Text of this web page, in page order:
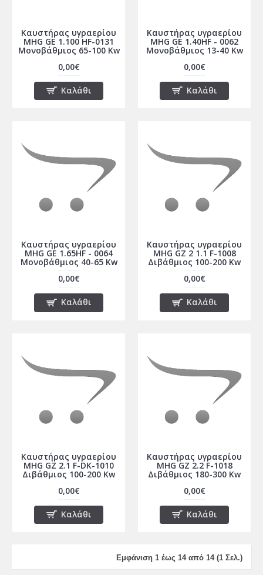
Καυστήρας υγραερίου
MHG GE 1.100 HF-0131
Μονοβάθμιος 65-100 Kw
0,00€
Καλάθι
Καυστήρας υγραερίου
MHG GE 1.40HF - 0062
Μονοβάθμιος 13-40 Kw
0,00€
Καλάθι
Καυστήρας υγραερίου
MHG GE 1.65HF - 0064
Μονοβάθμιος 40-65 Kw
0,00€
Καλάθι
Καυστήρας υγραερίου
MHG GZ 2 1.1 F-1008
Διβάθμιος 100-200 Kw
0,00€
Καλάθι
Καυστήρας υγραερίου
MHG GZ 2.1 F-DK-1010
Διβάθμιος 100-200 Kw
0,00€
Καλάθι
Καυστήρας υγραερίου
MHG GZ 2.2 F-1018
Διβάθμιος 180-300 Kw
0,00€
Καλάθι
Εμφάνιση 1 έως 14 από 14 (1 Σελ.)